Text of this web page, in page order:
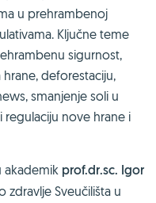
u prehrambenoj
Ključne teme
sigurnost,
deforestaciju,
smanjenje soli u
regulaciju nove hrane i
akademik prof.dr.sc. Igor
zdravlje Sveučilišta u